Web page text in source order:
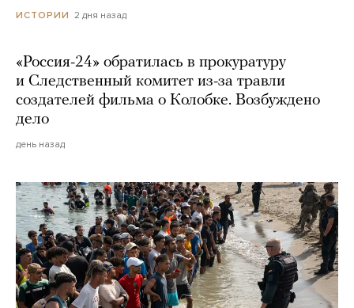
ИСТОРИИ 2 дня назад
«Россия-24» обратилась в прокуратуру
и Следственный комитет из-за травли
создателей фильма о Колобке. Возбуждено
дело
день назад